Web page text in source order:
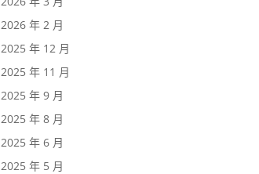
2026 年 2 月
2025 年 12 月
2025 年 11 月
2025 年 9 月
2025 年 8 月
2025 年 6 月
2025 年 5 月